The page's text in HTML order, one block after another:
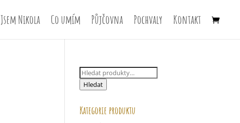
Jsem Nikola Co umím Půjčovna Pochvaly Kontakt
Hledat:
Hledat
Kategorie produktu